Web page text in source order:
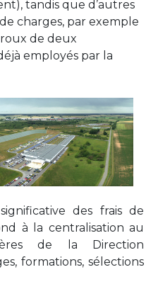
tandis que d’autres
charges, par exemple
de deux
employés par la
des frais de
à la centralisation au
de la Direction
formations, sélections